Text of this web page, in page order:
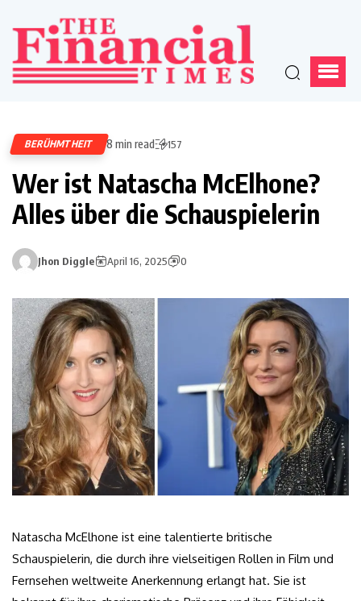
BERÜHMTHEIT 8 min read 157
Wer ist Natascha McElhone?
Alles über die Schauspielerin
Jhon Diggle April 16, 2025 0
Natascha McElhone ist eine talentierte britische
Schauspielerin, die durch ihre vielseitigen Rollen in Film und
Fernsehen weltweite Anerkennung erlangt hat. Sie ist